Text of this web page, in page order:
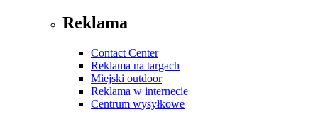
Reklama
Contact Center
Reklama na targach
Miejski outdoor
Reklama w internecie
Centrum wysyłkowe